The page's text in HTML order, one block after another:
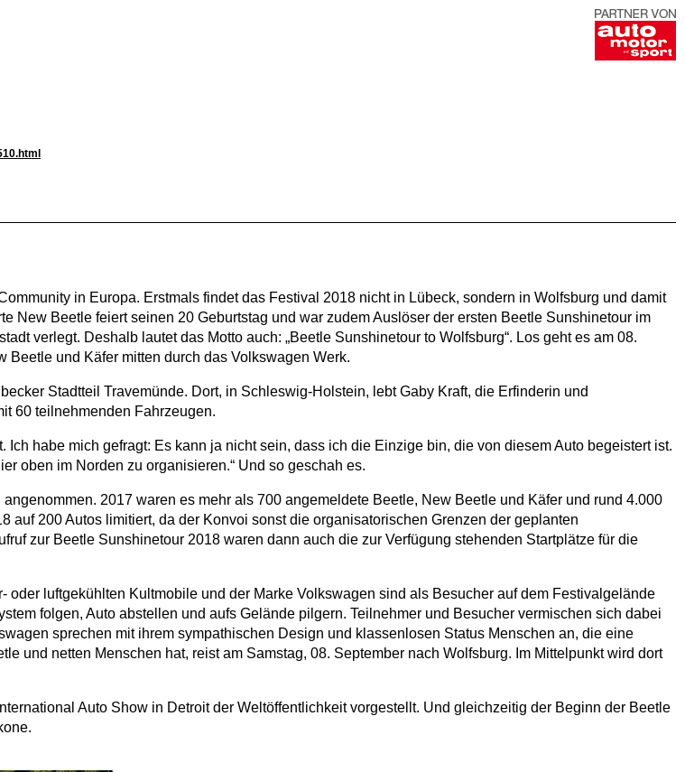
in Europa. Erstmals findet das Festival 2018 nicht in Lübeck, sondern in Wolfsburg und damit
New Beetle feiert seinen 20 Geburtstag und war zudem Auslöser der ersten Beetle Sunshinetour im
verlegt. Deshalb lautet das Motto auch: „Beetle Sunshinetour to Wolfsburg“. Los geht es am 08.
und Käfer mitten durch das Volkswagen Werk.
Stadtteil Travemünde. Dort, in Schleswig-Holstein, lebt Gaby Kraft, die Erfinderin und
60 teilnehmenden Fahrzeugen.
habe mich gefragt: Es kann ja nicht sein, dass ich die Einzige bin, die von diesem Auto begeistert ist.
oben im Norden zu organisieren.“ Und so geschah es.
2017 waren es mehr als 700 angemeldete Beetle, New Beetle und Käfer und rund 4.000
200 Autos limitiert, da der Konvoi sonst die organisatorischen Grenzen der geplanten
zur Beetle Sunshinetour 2018 waren dann auch die zur Verfügung stehenden Startplätze für die
luftgekühlten Kultmobile und der Marke Volkswagen sind als Besucher auf dem Festivalgelände
folgen, Auto abstellen und aufs Gelände pilgern. Teilnehmer und Besucher vermischen sich dabei
sprechen mit ihrem sympathischen Design und klassenlosen Status Menschen an, die eine
und netten Menschen hat, reist am Samstag, 08. September nach Wolfsburg. Im Mittelpunkt wird dort
Auto Show in Detroit der Weltöffentlichkeit vorgestellt. Und gleichzeitig der Beginn der Beetle